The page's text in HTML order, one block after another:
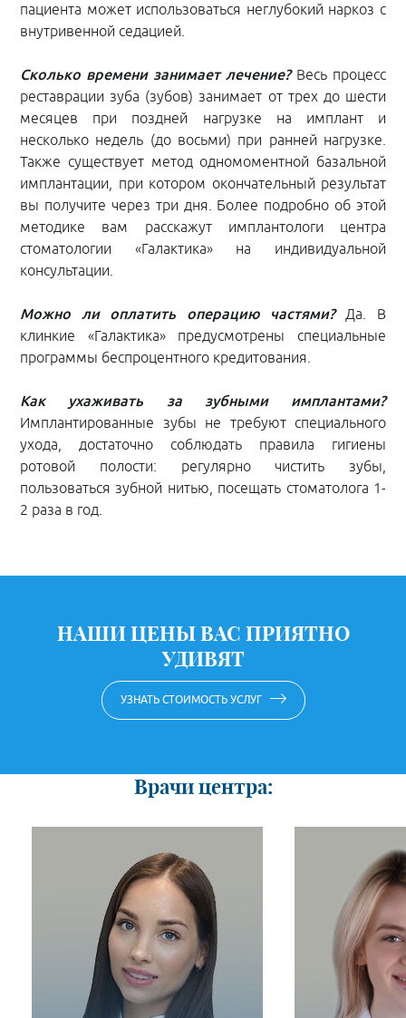
пациента может использоваться неглубокий наркоз с
внутривенной седацией.
Сколько времени занимает лечение?Весь процесс
реставрации зуба (зубов) занимает от трех до шести
месяцев при поздней нагрузке на имплант и
несколько недель (до восьми) при ранней нагрузке.
Также существует метод одномоментной базальной
имплантации, при котором окончательный результат
вы получите через три дня. Более подробно об этой
методике вам расскажут имплантологи центра
стоматологии «Галактика» на индивидуальной
консультации.
Можно ли оплатить операцию частями?Да. В
клинкие «Галактика» предусмотрены специальные
программы беспроцентного кредитования.
Как ухаживать за зубными имплантами?
Имплантированные зубы не требуют специального
ухода, достаточно соблюдать правила гигиены
ротовой полости: регулярно чистить зубы,
пользоваться зубной нитью, посещать стоматолога 1-
2 раза в год.
НАШИ ЦЕНЫ ВАС ПРИЯТНО
УДИВЯТ
УЗНАТЬ СТОИМОСТЬ УСЛУГ
Врачи центра: